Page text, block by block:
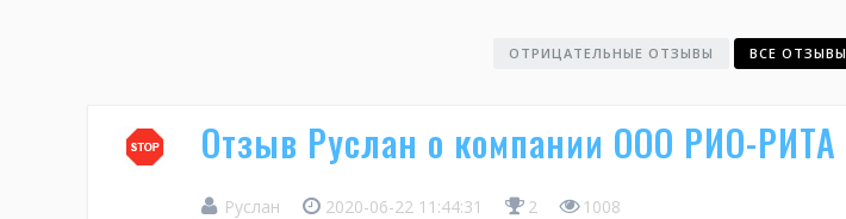
ОТРИЦАТЕЛЬНЫЕ ОТЗЫВЫ ВСЕ ОТЗЫВЫ
Отзыв Руслан о компании ООО РИО-РИТА
Руслан 2020-06-22 11:44:31 2 1008